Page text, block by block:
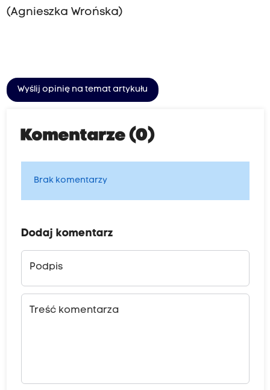
(Agnieszka Wrońska)
Wyślij opinię na temat artykułu
Komentarze (0)
Brak komentarzy
Dodaj komentarz
Podpis
Treść komentarza